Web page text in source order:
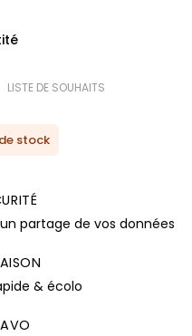
LISTE DE SOUHAITS
stock
partage de vos données
& écolo